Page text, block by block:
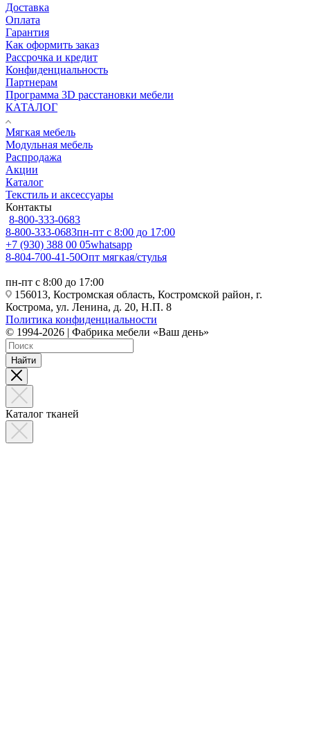
Доставка
Оплата
Гарантия
Как оформить заказ
Рассрочка и кредит
Конфиденциальность
Партнерам
Программа 3D расстановки мебели
КАТАЛОГ
Мягкая мебель
Модульная мебель
Распродажа
Акции
Каталог
Текстиль и аксессуары
Контакты
8-800-333-0683
8-800-333-0683пн-пт с 8:00 до 17:00
+7 (930) 388 00 05whatsapp
8-804-700-41-50Опт мягкая/стулья
пн-пт с 8:00 до 17:00
156013, Костромская область, Костромской район, г.
Кострома, ул. Ленина, д. 20, Н.П. 8
Политика конфиденциальности
© 1994-2026 | Фабрика мебели «Ваш день»
Найти
Каталог тканей